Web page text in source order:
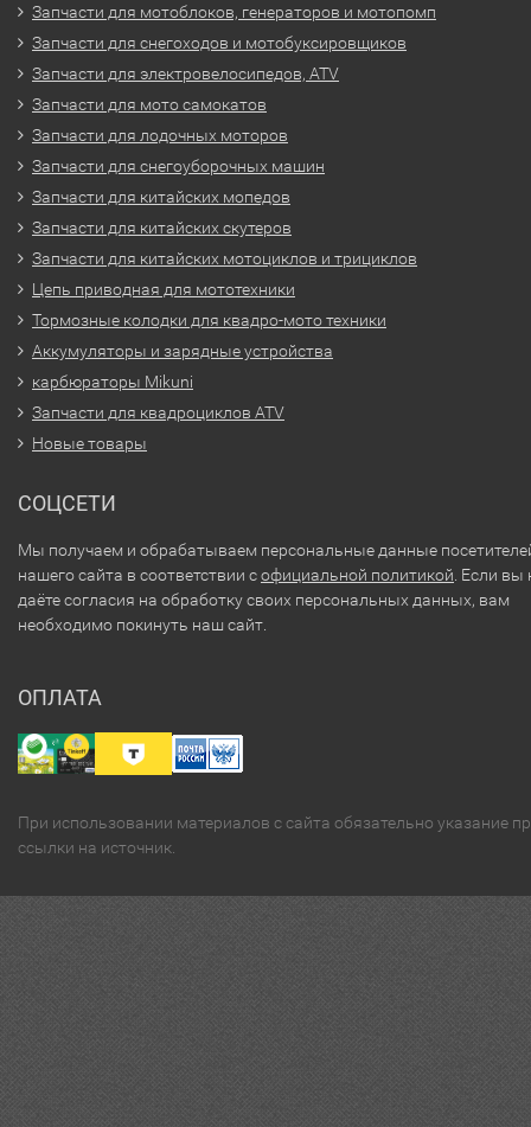
Запчасти для мотоблоков, генераторов и мотопомп
Запчасти для снегоходов и мотобуксировщиков
Запчасти для электровелосипедов, ATV
Запчасти для мото самокатов
Запчасти для лодочных моторов
Запчасти для снегоуборочных машин
Запчасти для китайских мопедов
Запчасти для китайских скутеров
Запчасти для китайских мотоциклов и трициклов
Цепь приводная для мототехники
Тормозные колодки для квадро-мото техники
Аккумуляторы и зарядные устройства
карбюраторы Mikuni
Запчасти для квадроциклов ATV
Новые товары
СОЦСЕТИ
Мы получаем и обрабатываем персональные данные
нашего сайта в соответствии софициальной политикой . Если вы
даёте согласия на обработку своих персональных данных, вам
необходимо покинуть наш сайт.
ОПЛАТА
При использовании материалов с сайта обязательно указание
ссылки на источник.